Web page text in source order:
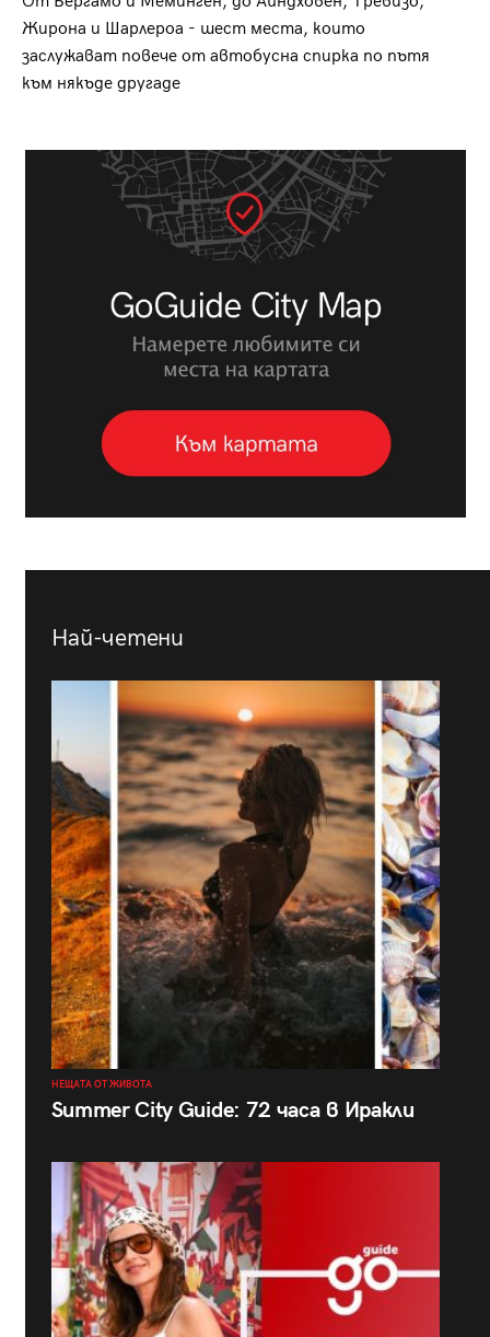
Жирона и Шарлероа - шест места, които
заслужават повече от автобусна спирка по пътя
към някъде другаде
Най-четени
НЕЩАТА ОТ ЖИВОТА
Summer City Guide: 72 часа в Иракли